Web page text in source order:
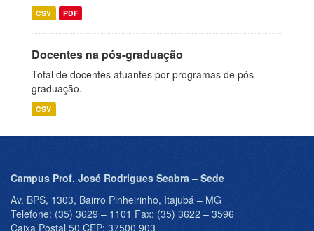
CSV PDF
Docentes na pós-graduação
Total de docentes atuantes por programas de pós-
graduação.
CSV
Campus Prof. José Rodrigues Seabra – Sede
Av. BPS, 1303, Bairro Pinheirinho, Itajubá – MG
Telefone: (35) 3629 – 1101 Fax: (35) 3622 – 3596
Caixa Postal 50 CEP: 37500 903